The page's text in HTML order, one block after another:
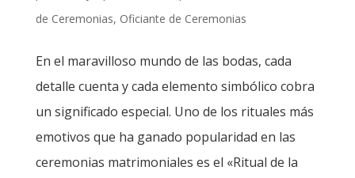
de Ceremonias, Oficiante de Ceremonias
En el maravilloso mundo de las bodas, cada
detalle cuenta y cada elemento simbólico cobra
un significado especial. Uno de los rituales más
emotivos que ha ganado popularidad en las
ceremonias matrimoniales es el «Ritual de la